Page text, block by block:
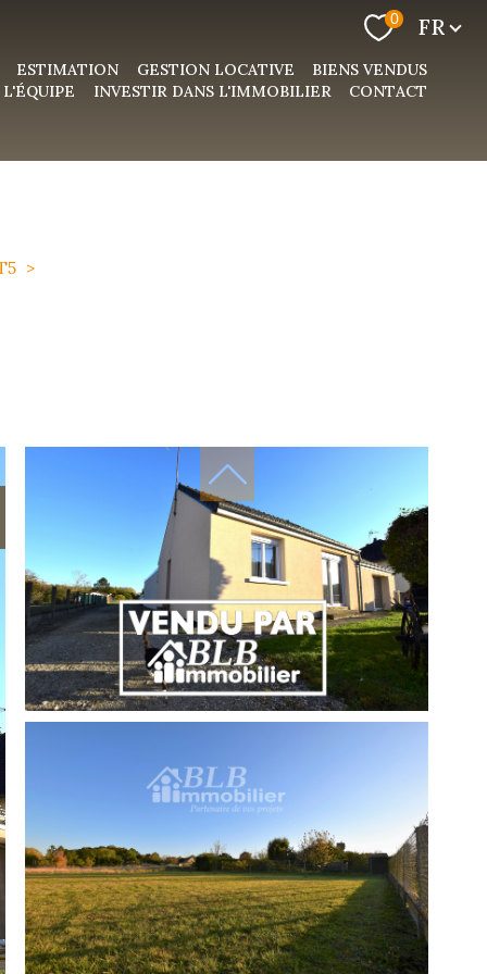
0 Langue
FR
ESTIMATION GESTION LOCATIVE
BIENS VENDUS
L'ÉQUIPE
INVESTIR DANS L'IMMOBILIER CONTACT